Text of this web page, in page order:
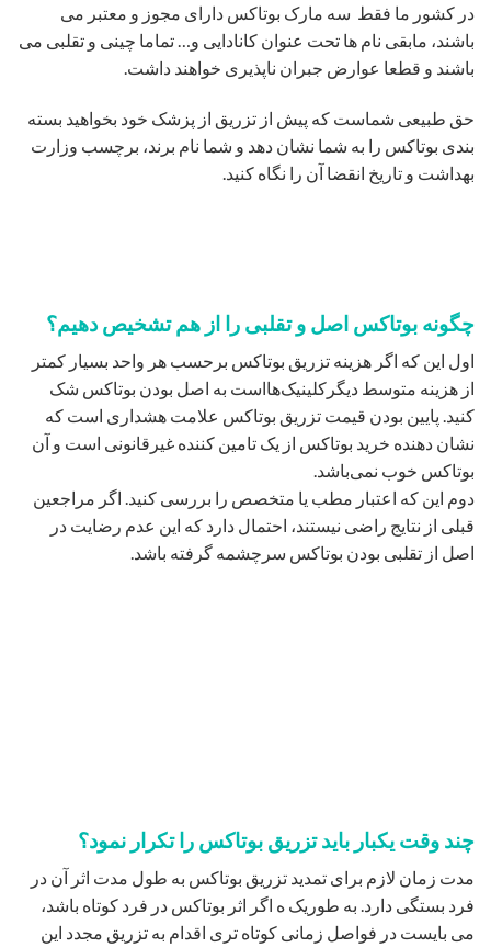
در کشور ما فقط سه مارک بوتاکس دارای مجوز و معتبر می
باشند، مابقی نام ها تحت عنوان کانادایی و… تماما چینی و تقلبی می
باشند و قطعا عوارض جبران ناپذیری خواهند داشت.
حق طبیعی شماست که پیش از تزریق از پزشک خود بخواهید بسته
بندی بوتاکس را به شما نشان دهد و شما نام برند، برچسب وزارت
بهداشت و تاریخ انقضا آن را نگاه کنید.
چگونه بوتاکس اصل و تقلبی را از هم تشخیص دهیم؟
اول این که اگر هزینه تزریق بوتاکس برحسب هر واحد بسیار کمتر
از هزینه متوسط دیگرکلینیک‌هااست به اصل بودن بوتاکس شک
کنید. پایین بودن قیمت تزریق بوتاکس علامت هشداری است که
نشان دهنده خرید بوتاکس از یک تامین کننده غیرقانونی است و آن
بوتاکس خوب نمی‌باشد.
دوم این که اعتبار مطب یا متخصص را بررسی کنید. اگر مراجعین
قبلی از نتایج راضی نیستند، احتمال دارد که این عدم رضایت در
اصل از تقلبی بودن بوتاکس سرچشمه گرفته باشد.
چند وقت یکبار باید تزریق بوتاکس را تکرار نمود؟
مدت زمان لازم برای تمدید تزریق بوتاکس به طول مدت اثر آن در
فرد بستگی دارد. به طوریک ه اگر اثر بوتاکس در فرد کوتاه باشد،
می بایست در فواصل زمانی کوتاه تری اقدام به تزریق مجدد این